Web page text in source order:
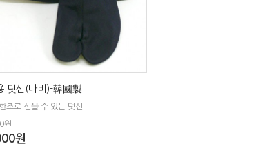
덧신(다비)-韓國製
조로 신을 수 있는 덧신
원
원